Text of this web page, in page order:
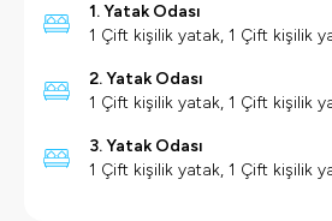
1. Yatak Odası
1 Çift kişilik yatak, 1 Çift kişilik
2. Yatak Odası
1 Çift kişilik yatak, 1 Çift kişilik
3. Yatak Odası
1 Çift kişilik yatak, 1 Çift kişilik